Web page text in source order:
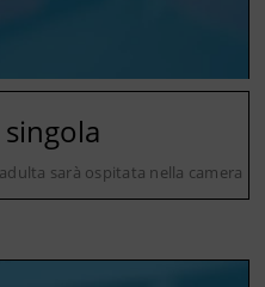
sarà ospitata nella camera